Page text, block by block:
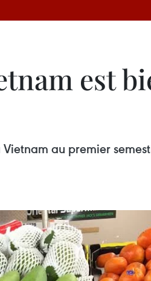
est
au premier